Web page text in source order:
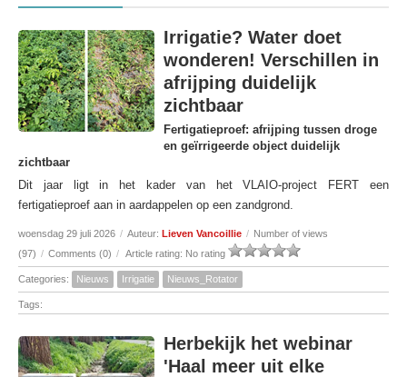
Irrigatie? Water doet
wonderen! Verschillen in
afrijping duidelijk
zichtbaar
Fertigatieproef: afrijping tussen droge
en geïrrigeerde object duidelijk
zichtbaar
Dit jaar ligt in het kader van het VLAIO-project FERT een
fertigatieproef aan in aardappelen op een zandgrond.
woensdag 29 juli 2026 / Auteur: Lieven Vancoillie / Number of views
(97) / Comments (0) / Article rating: No rating
Categories: Nieuws Irrigatie Nieuws_Rotator
Tags:
Herbekijk het webinar
'Haal meer uit elke